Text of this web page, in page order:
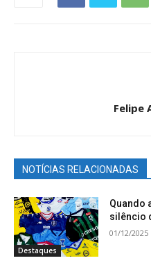
Felipe
NOTÍCIAS RELACIONADAS
Destaques
Quando
silêncio
01/12/2025